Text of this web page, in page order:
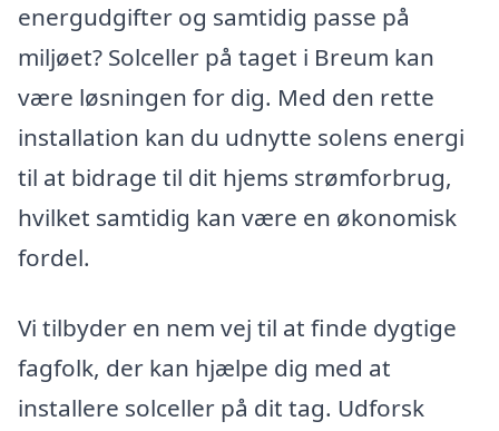
energudgifter og samtidig passe på
miljøet? Solceller på taget i Breum kan
være løsningen for dig. Med den rette
installation kan du udnytte solens energi
til at bidrage til dit hjems strømforbrug,
hvilket samtidig kan være en økonomisk
fordel.
Vi tilbyder en nem vej til at finde dygtige
fagfolk, der kan hjælpe dig med at
installere solceller på dit tag. Udforsk